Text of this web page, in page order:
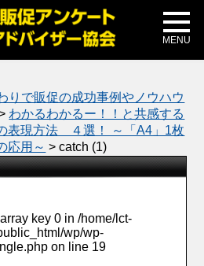
MENU
ィア掲載
式ブログ
りで販促の成功事例やノウハウ
わかるわかるー！！と共感する
表現方法 ４選！ ～「A4」1枚
応用～ >catch (1)
key 0 in/home/lct-
wp/wp-
on line 19